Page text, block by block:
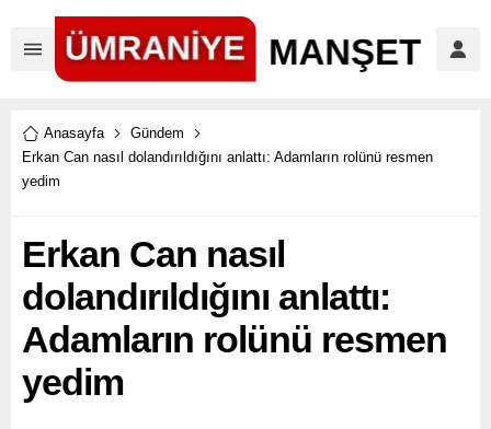
Anasayfa
Gündem
Erkan Can nasıl dolandırıldığını anlattı: Adamların rolünü resmen
yedim
Erkan Can nasıl
dolandırıldığını anlattı:
Adamların rolünü resmen
yedim